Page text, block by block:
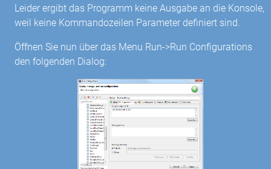
Leider ergibt das Programm keine Ausgabe an die Konsole,
weil keine Kommandozeilen Parameter definiert sind.
Öffnen Sie nun über das Menu Run->Run Configurations
den folgenden Dialog: